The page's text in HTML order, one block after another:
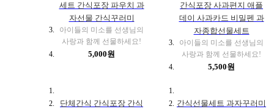
세트 간식포장 파우치 과
자선물 간식꾸러미
아이들의 미소를 선생님의
사랑과 함께 선물하세요!
5,000원
간식포장 사과편지 애플
데이 사과카드 비밀펜 과
자종합선물세트
아이들의 미소를 선생님의
사랑과 함께 선물하세요!
5,500원
단체간식 간식포장 간식
간식선물세트 과자꾸러미